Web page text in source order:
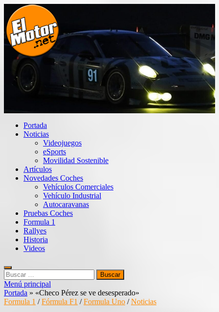
Saltar
contenido
El Motor punto Net
Información sobre novedades y pruebas de Automóviles
Portada
Noticias
Videojuegos
eSports
Movilidad Sostenible
Artículos
Novedades Coches
Vehículos Comerciales
Vehículo Industrial
Autocaravanas
Pruebas Coches
Formula 1
Rallyes
Historia
Videos
Buscar:
Menú principal
Portada » «Checo Pérez se ve desesperado»
Formula 1 /Fórmula F1 /Formula Uno /Noticias